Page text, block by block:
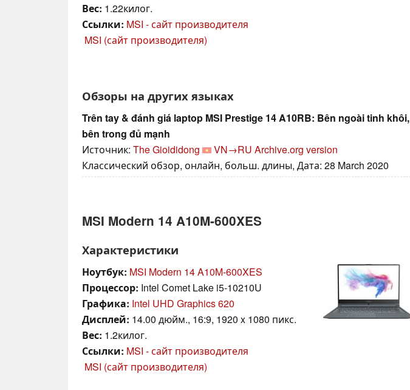
Вес: 1.22килог.
Ссылки: MSI - сайт производителя
MSI (сайт производителя)
Обзоры на других языках
Trên tay & đánh giá laptop MSI Prestige 14 A10RB: Bên ngoài tinh khôi,
bên trong đủ mạnh
Источник: The Gioididong VN→RU Archive.org version
Классический обзор, онлайн, больш. длины, Дата: 28 March 2020
MSI Modern 14 A10M-600XES
Характеристики
Ноутбук: MSI Modern 14 A10M-600XES
Процессор: Intel Comet Lake i5-10210U
Графика: Intel UHD Graphics 620
Дисплей: 14.00 дюйм., 16:9, 1920 x 1080 пикс.
Вес: 1.2килог.
Ссылки: MSI - сайт производителя
MSI (сайт производителя)